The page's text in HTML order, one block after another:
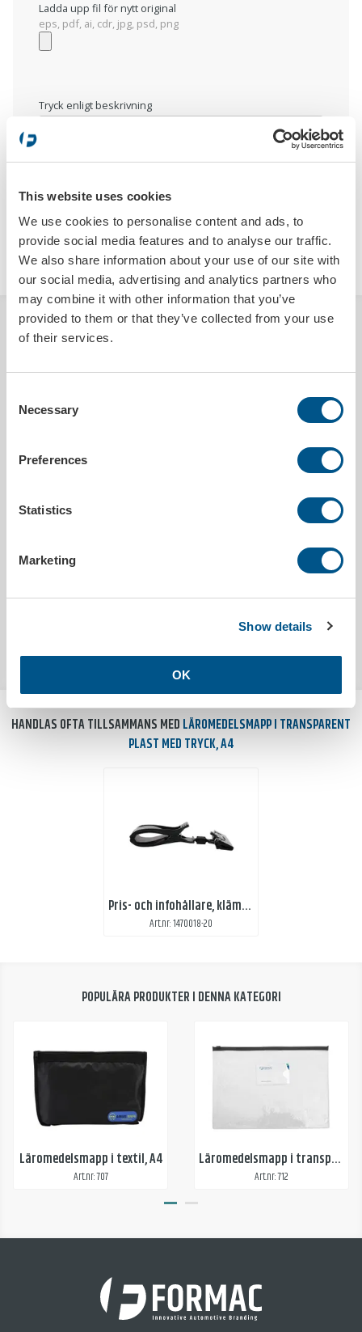
This website uses cookies
We use cookies to personalise content and ads, to
provide social media features and to analyse our traffic.
We also share information about your use of our site with
our social media, advertising and analytics partners who
may combine it with other information that you’ve
provided to them or that they’ve collected from your use
of their services.
Selection
Necessary
Preferences
Statistics
Marketing
Show details
OK
Ladda upp fil för nytt original
eps, pdf, ai, cdr, jpg, psd, png
Tryck enligt beskrivning
LÄGG I VARUKORGEN
BESKRIVNING
läromedel och dokument. Ficka för exempelvis visitkort finns
centrerat på utsidan. Läromedelsmappen levereras med
PRODUKTDETALJER
Utleverans inom
7 arbetsdagar efter godkänt korrektur
Utsläpp co² 0.7040kg/st
HANDLAS OFTA TILLSAMMANS MED LÄROMEDELSMAPP I TRANSPARENT
PLAST MED TRYCK, A4
Pris- och infohållare, klämma
Art.nr: 1470018-20
POPULÄRA PRODUKTER I DENNA KATEGORI
Läromedelsmapp i textil, A4
Art.nr: 707
Läromedelsmapp i transparent plast, A4
Art.nr: 712